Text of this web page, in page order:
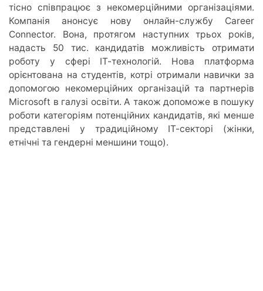
тісно співпрацює з некомерційними організаціями.
Компанія анонсує нову онлайн-службу Career
Connector. Вона, протягом наступних трьох років,
надасть 50 тис. кандидатів можливість отримати
роботу у сфері ІТ-технологій. Нова платформа
орієнтована на студентів, котрі отримали навички за
допомогою некомерційних організацій та партнерів
Microsoft в галузі освіти. А також допоможе в пошуку
роботи категоріям потенційних кандидатів, які менше
представлені у традиційному ІТ-секторі (жінки,
етнічні та гендерні меншини тощо).